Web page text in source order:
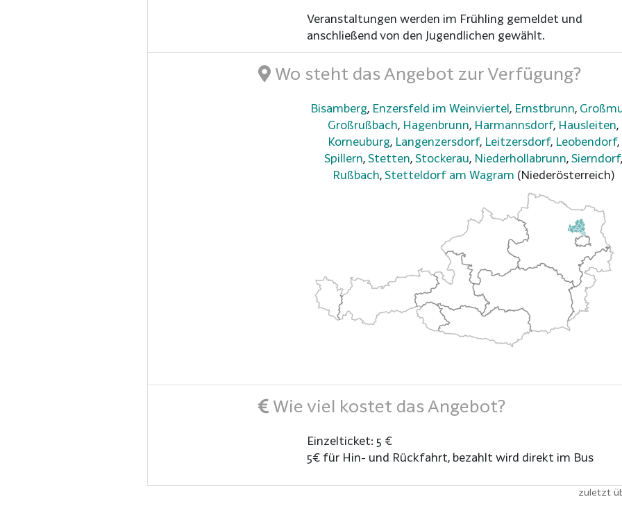
Veranstaltungen werden im Frühling gemeldet und
anschließend von den Jugendlichen gewählt.
Wo steht das Angebot zur Verfügung?
Bisamberg, Enzersfeld im Weinviertel, Ernstbrunn,
Großrußbach, Hagenbrunn, Harmannsdorf, Hausleiten,
Korneuburg, Langenzersdorf, Leitzersdorf, Leobendorf,
Spillern, Stetten, Stockerau, Niederhollabrunn, Sierndorf,
Rußbach, Stetteldorf am Wagram (Niederösterreich)
Wie viel kostet das Angebot?
Einzelticket: 5 €
5€ für Hin- und Rückfahrt, bezahlt wird direkt im Bus
zuletzt